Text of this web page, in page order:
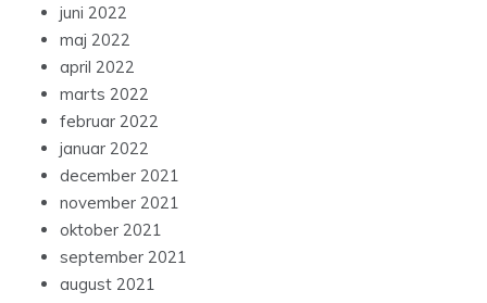
juni 2022
maj 2022
april 2022
marts 2022
februar 2022
januar 2022
december 2021
november 2021
oktober 2021
september 2021
august 2021